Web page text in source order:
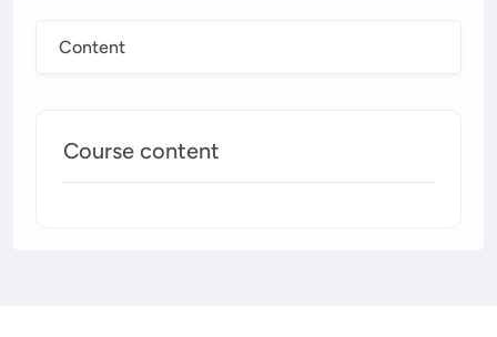
Content
Course content